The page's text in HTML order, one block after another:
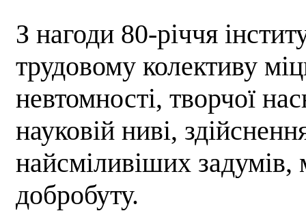
З нагоди 80-річчя
трудовому колективу
невтомності, творчої
науковій ниві,
найсміливіших
добробуту.